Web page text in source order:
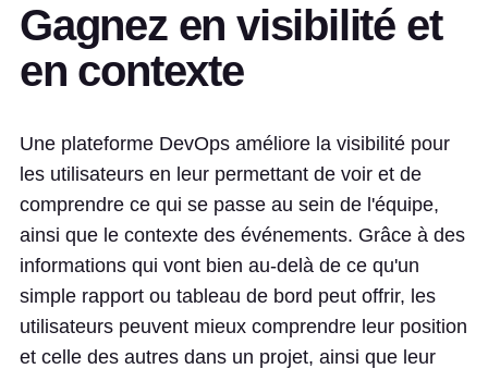
Gagnez en visibilité et
en contexte
Une plateforme DevOps améliore la visibilité pour
les utilisateurs en leur permettant de voir et de
comprendre ce qui se passe au sein de l'équipe,
ainsi que le contexte des événements. Grâce à des
informations qui vont bien au-delà de ce qu'un
simple rapport ou tableau de bord peut offrir, les
utilisateurs peuvent mieux comprendre leur position
et celle des autres dans un projet, ainsi que leur